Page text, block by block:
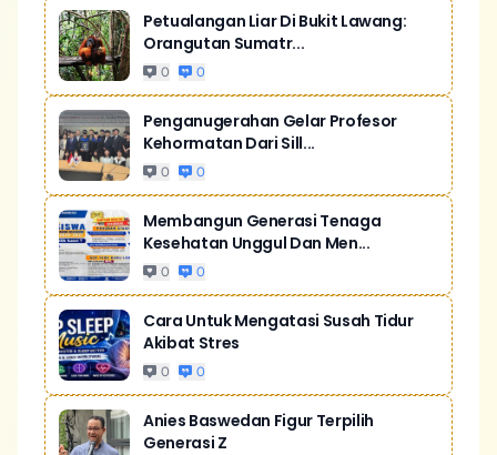
Petualangan Liar Di Bukit Lawang:
Orangutan Sumatr...
0 0
Penganugerahan Gelar Profesor
Kehormatan Dari Sill...
0 0
Membangun Generasi Tenaga
Kesehatan Unggul Dan Men...
0 0
Cara Untuk Mengatasi Susah Tidur
Akibat Stres
0 0
Anies Baswedan Figur Terpilih
Generasi Z